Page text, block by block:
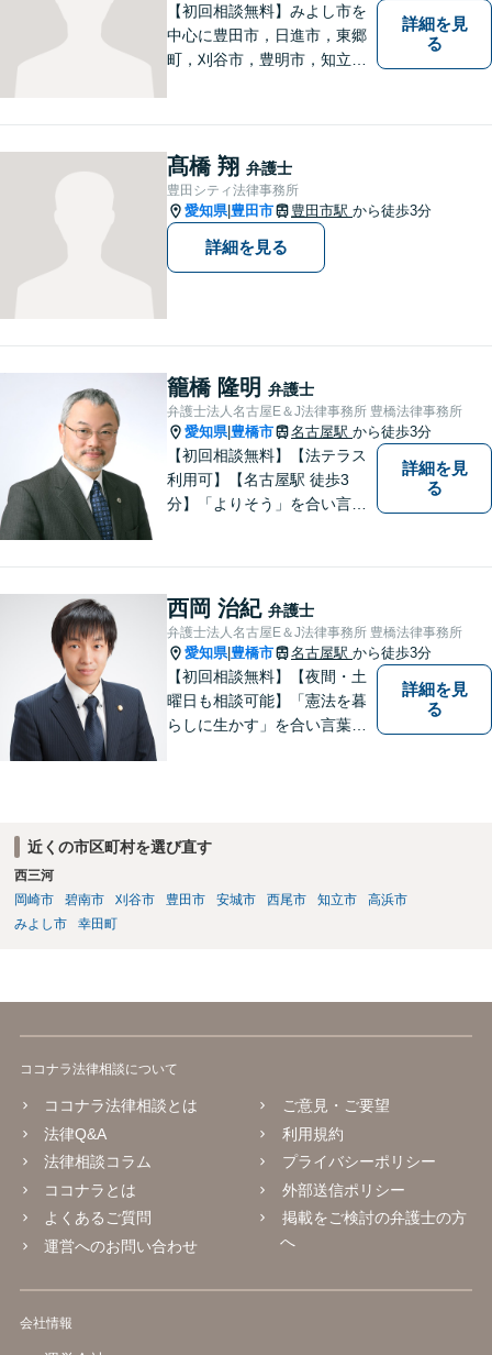
【初回相談無料】みよし市を
中心に豊田市，日進市，東郷
町，刈谷市，豊明市，知立市
にこだわり，依頼者との「信
頼関係」を大切にしていま
す。
詳細を見
る
髙橋 翔 弁護士
豊田シティ法律事務所
愛知県| 豊田市 豊田市駅 から徒歩3分
詳細を見る
籠橋 隆明 弁護士
弁護士法人名古屋E＆J法律事務所 豊橋法律事務所
愛知県| 豊橋市 名古屋駅 から徒歩3分
【初回相談無料】【法テラス
利用可】【名古屋駅 徒歩3
分】「よりそう」を合い言葉
応対をさせていただきます。
お気軽にご相談ください。
詳細を見
る
西岡 治紀 弁護士
弁護士法人名古屋E＆J法律事務所 豊橋法律事務所
愛知県| 豊橋市 名古屋駅 から徒歩3分
【初回相談無料】【夜間・土
曜日も相談可能】「憲法を暮
らしに生かす」を合い言葉
すので、お気軽にお問い合わ
詳細を見
る
近くの市区町村を選び直す
西三河
岡崎市
碧南市 刈谷市 豊田市 安城市 西尾市 知立市
高浜市
みよし市
幸田町
ココナラ法律相談について
ココナラ法律相談とは
法律Q&A
法律相談コラム
ココナラとは
よくあるご質問
運営へのお問い合わせ
ご意見・ご要望
利用規約
プライバシーポリシー
外部送信ポリシー
掲載をご検討の弁護士の方
へ
会社情報